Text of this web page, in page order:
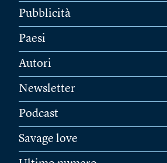
Pubblicità
Paesi
Autori
Newsletter
Podcast
Savage love